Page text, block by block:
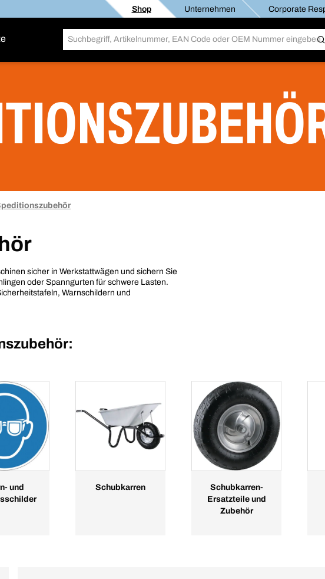
Shop Unternehmen Corporate
sicher in Werkstattwägen und sichern Sie
oder Spanngurten für schwere Lasten.
Warnschildern und
und
Schubkarren
Schubkarren-
Ersatzteile und
Zubehör